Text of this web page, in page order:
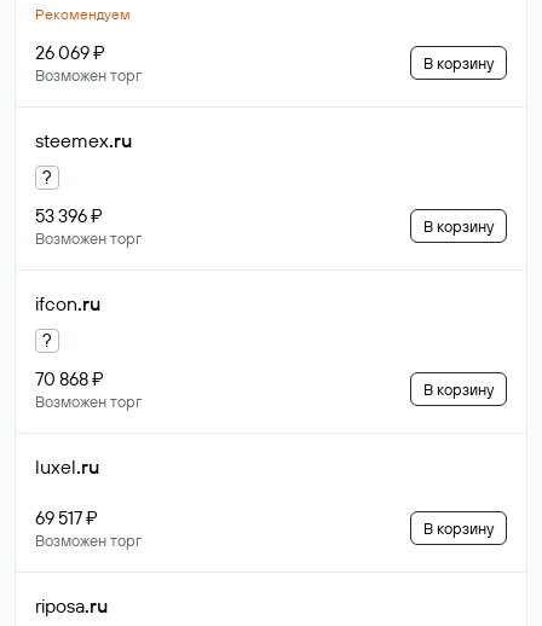
Рекомендуем
26 069 ₽
Возможен торг
В корзину
steemex.ru
?
53 396 ₽
Возможен торг
В корзину
ifcon.ru
?
70 868 ₽
Возможен торг
В корзину
luxel.ru
69 517 ₽
Возможен торг
В корзину
riposa.ru